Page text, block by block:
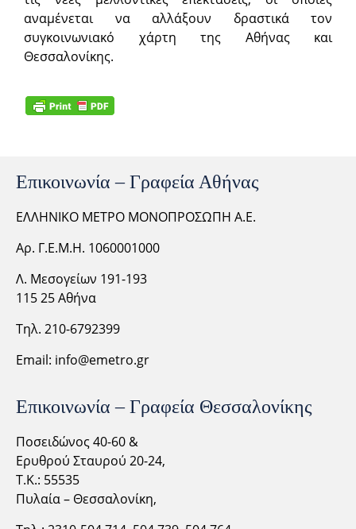
αναμένεται να αλλάξουν δραστικά τον
συγκοινωνιακό χάρτη της Αθήνας και
Θεσσαλονίκης.
Επικοινωνία – Γραφεία Αθήνας
ΕΛΛΗΝΙΚΟ ΜΕΤΡΟ ΜΟΝΟΠΡΟΣΩΠΗ Α.Ε.
Αρ. Γ.Ε.Μ.Η. 1060001000
Λ. Μεσογείων 191-193
115 25 Αθήνα
Τηλ. 210-6792399
Email: info@emetro.gr
Επικοινωνία – Γραφεία Θεσσαλονίκης
Ποσειδώνος 40-60 &
Ερυθρού Σταυρού 20-24,
Τ.Κ.: 55535
Πυλαία – Θεσσαλονίκη,